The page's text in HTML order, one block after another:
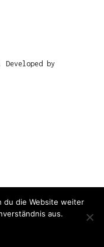
by
du die Website weiter
aus.